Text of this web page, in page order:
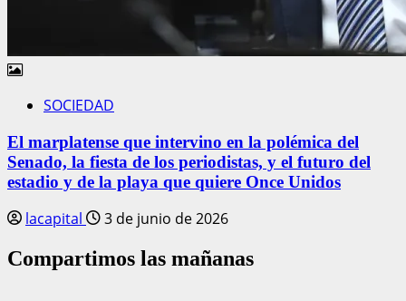
SOCIEDAD
El marplatense que intervino en la polémica del
Senado, la fiesta de los periodistas, y el futuro del
estadio y de la playa que quiere Once Unidos
lacapital 3 de junio de 2026
Compartimos las mañanas